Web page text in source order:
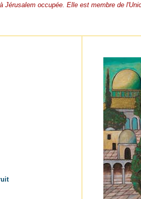
Jérusalem occupée. Elle est membre de